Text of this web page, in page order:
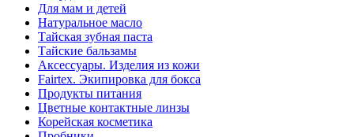
Для мам и детей
Натуральное масло
Тайская зубная паста
Тайские бальзамы
Аксессуары. Изделия из кожи
Fairtex. Экипировка для бокса
Продукты питания
Цветные контактные линзы
Корейская косметика